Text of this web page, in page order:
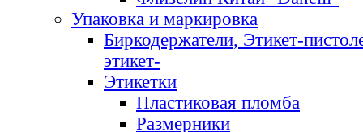
Упаковка и маркировка
Биркодержатели, Этикет-
этикет-
Этикетки
Пластиковая пломба
Размерники